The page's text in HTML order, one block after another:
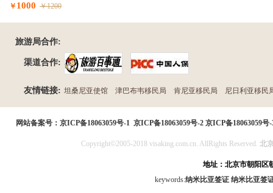
￥ 1000 ￥1200
旅游局合作:
渠道合作:
友情链接: 坦桑尼亚使馆 津巴布韦移民局 肯尼亚移民局 尼日利亚移民
网站备案号： 京ICP备18063059号-1 京ICP备18063059号-2 京ICP备18063059号-
Copyright©2005-2018 visaking.com.cn. AllRights Reserved. 北
地址：北京市朝阳区
keywords:纳米比亚签证 纳米比亚签